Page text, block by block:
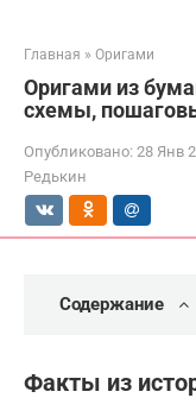
Главная » Оригами
Оригами из
схемы,
Опубликовано: 28 Янв
Редькин
Содержание
Факты из